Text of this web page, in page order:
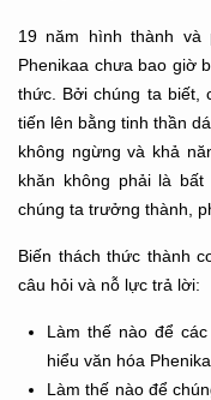
19 năm hình thành và
Phenikaa chưa bao giờ
thức. Bởi chúng ta biết,
tiến lên bằng tinh thần
không ngừng và khả
khăn không phải là
chúng ta trưởng thành,
Biến thách thức thành
câu hỏi và nỗ lực trả lời:
Làm thế nào để
hiểu văn hóa
Làm thế nào để